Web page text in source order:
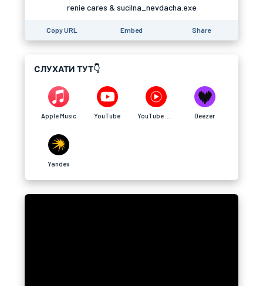
renie cares & sucilna_nevdacha.exe
Copy URL Embed Share
СЛУХАТИ ТУТ👇
Apple Music YouTube Deezer
Yandex